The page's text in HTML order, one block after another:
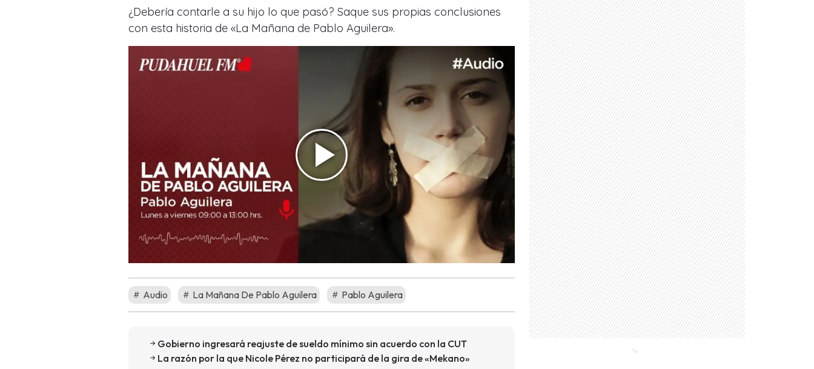
¿Debería contarle a su hijo lo que pasó? Saque sus propias conclusiones
con esta historia de «La Mañana de Pablo Aguilera».
Audio La Mañana De Pablo Aguilera Pablo Aguilera
Gobierno ingresará reajuste de sueldo mínimo sin acuerdo con la CUT
La razón por la que Nicole Pérez no participará de la gira de «Mekano»